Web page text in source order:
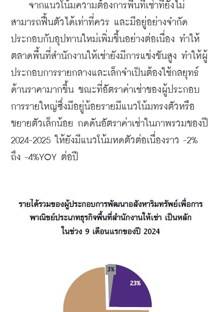
จากแนวโน้มความต้องการพื้นที่เช่าที่ยังไม่
สามารถฟื้นตัวได้เท่าที่ควร และมีอยู่อย่างจำกัด
ประกอบกับอุปทานใหม่เพิ่มขึ้นอย่างต่อเนื่อง ทำให้
ตลาดพื้นที่สำนักงานให้เช่ายังมีการแข่งขันสูง ทำให้ผู้
ประกอบการรายกลางและเล็กจำเป็นต้องใช้กลยุทธ์
ด้านราคามากขึ้น ขณะที่อัตราค่าเช่าของผู้ประกอบ
การรายใหญ่ซึ่งมีอยู่น้อยรายมีแนวโน้มทรงตัวหรือ
ขยายตัวเล็กน้อย กดดันอัตราค่าเช่าในภาพรวมของปี
2024-2025 ให้ยังมีแนวโน้มหดตัวต่อเนื่องราว -2%
ถึง -4%YOY ต่อปี